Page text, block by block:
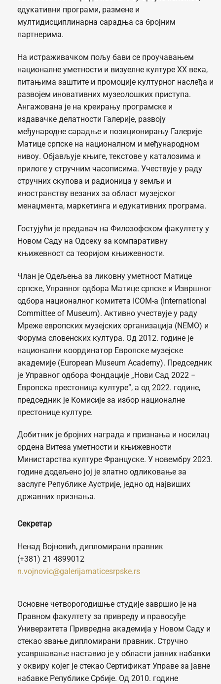
едукативни програми, размене и
мултидисциплинарна сарадња са бројним
партнерима.
На истраживачком пољу бави се проучавањем
националне уметности и визуелне културе XX века,
питањима заштите и промоције културног наслеђа и
развојем иновативних музеолошких приступа.
Ангажована је на креирању програмске и
издавачке делатности Галерије, развоју
међународне сарадње и позиционирању Галерије
Матице српске на националном и међународном
нивоу. Објављује књиге, текстове у каталозима и
прилоге у стручним часописима. Учествује у раду
стручних скупова и радионица у земљи и
иностранству везаних за област музејског
менаџмента, маркетинга и едукативних програма.
Гостујући је предавач на Филозофском факултету у
Новом Саду на Одсеку за компаративну
књижевност са теоријом књижевности.
Члан је Одељења за ликовну уметност Матице
српске, Управног одбора Матице српске и Извршног
одбора националног комитета ICOM-а (International
Committee of Museum). Активно учествује у раду
Мреже европских музејских организација (NEMO) и
Форума словенских култура. Од 2012. године је
национални координатор Европске музејске
академије (European Museum Academy). Председник
је Управног одбора Фондације „Нови Сад 2022 −
Европска престоница културе”, а од 2022. године,
председник је Комисије за избор националне
престонице културе.
Добитник је бројних награда и признања и носилац
ордена Витеза уметности и књижевности
Министарства културе Француске. У новембру 2023.
године додељено јој је златно одликовање за
заслуге Републике Аустрије, једно од највиших
државних признања.
Секретар
Ненад Војновић, дипломирани правник
(+381) 21 4899012
n.vojnovic@galerijamaticesrpske.rs
Oсновне четворогодишње студије завршио je на
Правном факултету за привреду и правосуђе
Универзитета Привредна академија у Новом Саду и
стекао звање дипломирани правник. Стручно
усавршавање наставио је у области јавних набавки
у оквиру којег је стекао Сертификат Управе за јавне
набавке Републике Србије. Од 2010. године